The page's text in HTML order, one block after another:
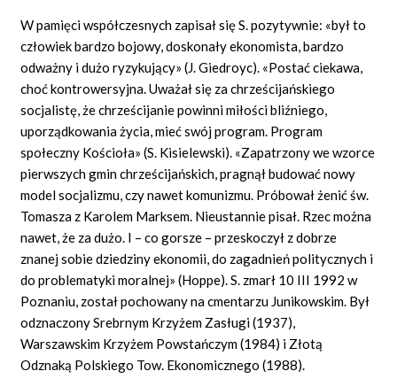
W pamięci współczesnych zapisał się S. pozytywnie: «był to
człowiek bardzo bojowy, doskonały ekonomista, bardzo
odważny i dużo ryzykujący» (J. Giedroyc). «Postać ciekawa,
choć kontrowersyjna. Uważał się za chrześcijańskiego
socjalistę, że chrześcijanie powinnimiłości bliźniego,
uporządkowania życia, mieć swój program. Program
społeczny Kościoła» (S. Kisielewski). «Zapatrzony we wzorce
pierwszych gmin chrześcijańskich, pragnął budować nowy
model socjalizmu, czy nawet komunizmu. Próbował żenić św.
Tomasza z Karolem Marksem. Nieustannie pisał. Rzec można
nawet, że za dużo. I – co gorsze – przeskoczył z dobrze
znanej sobie dziedziny ekonomii, do zagadnień politycznych i
do problematyki moralnej» (Hoppe). S. zmarł 10 III 1992 w
Poznaniu, został pochowany na cmentarzu Junikowskim. Był
odznaczony Srebrnym Krzyżem Zasługi (1937),
Warszawskim Krzyżem Powstańczym (1984) i Złotą
Odznaką Polskiego Tow. Ekonomicznego (1988).